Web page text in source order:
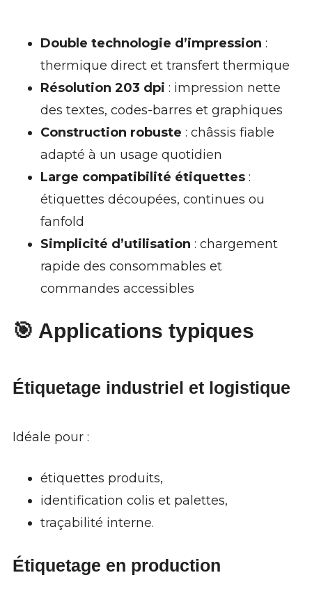
Double technologie d’impression :
thermique direct et transfert thermique
Résolution 203 dpi : impression nette
des textes, codes-barres et graphiques
Construction robuste : châssis fiable
adapté à un usage quotidien
Large compatibilité étiquettes:
étiquettes découpées, continues ou
fanfold
Simplicité d’utilisation : chargement
rapide des consommables et
commandes accessibles
🎯 Applications typiques
Étiquetage industriel et logistique
Idéale pour :
étiquettes produits,
identification colis et palettes,
traçabilité interne.
Étiquetage en production